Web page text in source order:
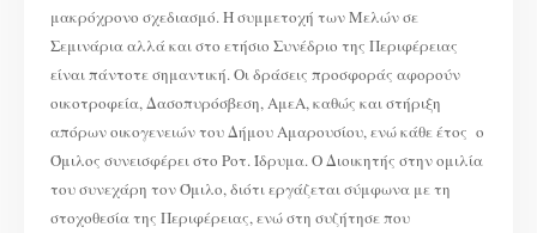
μακρόχρονο σχεδιασμό. Η συμμετοχή των Μελών σε
Σεμινάρια αλλά και στο ετήσιο Συνέδριο της Περιφέρειας
είναι πάντοτε σημαντική. Οι δράσεις προσφοράς αφορούν
οικοτροφεία, Δασοπυρόσβεση, ΑμεΑ, καθώς και στήριξη
απόρων οικογενειών του Δήμου Αμαρουσίου, ενώ κάθε έτος ο
Όμιλος συνεισφέρει στο Ροτ. Ίδρυμα. Ο Διοικητής στην ομιλία
του συνεχάρη τον Όμιλο, διότι εργάζεται σύμφωνα με τη
στοχοθεσία της Περιφέρειας, ενώ στη συζήτησε που